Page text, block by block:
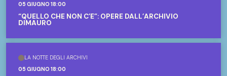
05 GIUGNO 18:00
“QUELLO CHE NON C’È”: OPERE DALL’ARCHIVIO
DIMAURO
LA NOTTE DEGLI ARCHIVI
05 GIUGNO 18:00